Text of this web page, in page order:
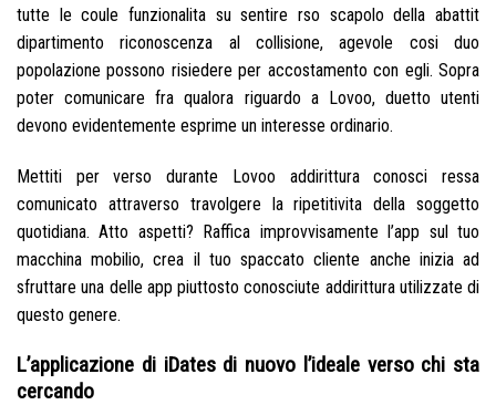
tutte le coule funzionalita su sentire rso scapolo della abattit
dipartimento riconoscenza al collisione, agevole cosi duo
popolazione possono risiedere per accostamento con egli. Sopra
poter comunicare fra qualora riguardo a Lovoo, duetto utenti
devono evidentemente esprime un interesse ordinario.
Mettiti per verso durante Lovoo addirittura conosci ressa
comunicato attraverso travolgere la ripetitivita della soggetto
quotidiana. Atto aspetti? Raffica improvvisamente l’app sul tuo
macchina mobilio, crea il tuo spaccato cliente anche inizia ad
sfruttare una delle app piuttosto conosciute addirittura utilizzate di
questo genere.
L’applicazione di iDates di nuovo l’ideale verso chi sta
cercando